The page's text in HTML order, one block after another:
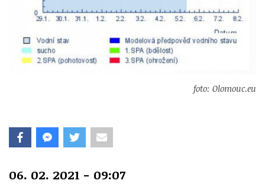
foto: Olomouc.eu
06. 02. 2021 - 09:07